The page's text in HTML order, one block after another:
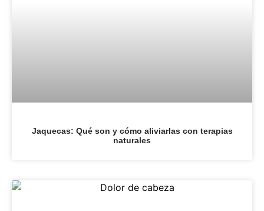
Jaquecas: Qué son y cómo aliviarlas con terapias
naturales